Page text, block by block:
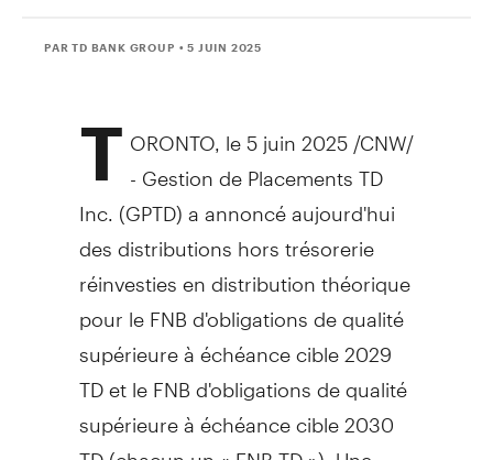
PAR TD BANK GROUP • 5 JUIN 2025
T ORONTO le 5 juin 2025/CNW/
- Gestion de Placements TD
Inc. (GPTD) a annoncé aujourd'hui
des distributions hors trésorerie
réinvesties en distribution théorique
pour le FNB d'obligations de qualité
supérieure à échéance cible 2029
TD et le FNB d'obligations de qualité
supérieure à échéance cible 2030
TD (chacun un « FNB TD »). Une